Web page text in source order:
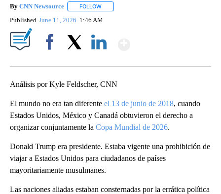
By CNN Newsource FOLLOW
Published June 11, 2026 1:46 AM
Análisis por Kyle Feldscher, CNN
El mundo no era tan diferente el 13 de junio de 2018, cuando
Estados Unidos, México y Canadá obtuvieron el derecho a
organizar conjuntamente la Copa Mundial de 2026.
Donald Trump era presidente. Estaba vigente una prohibición de
viajar a Estados Unidos para ciudadanos de países
mayoritariamente musulmanes.
Las naciones aliadas estaban consternadas por la errática política